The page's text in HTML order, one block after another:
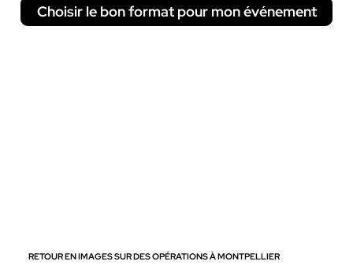
Choisir le bon format pour mon événement
RETOUR EN IMAGES SUR DES OPÉRATIONS À MONTPELLIER